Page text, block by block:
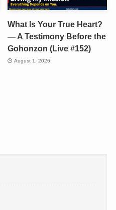
What Is Your True Heart?
— A Testimony Before the
Gohonzon (Live #152)
August 1, 2026